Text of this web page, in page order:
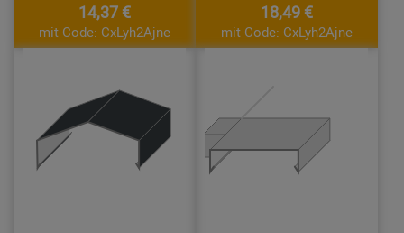
14,37 €
mit Code: CxLyh2Ajne
18,49 €
mit Code: CxLyh2Ajne